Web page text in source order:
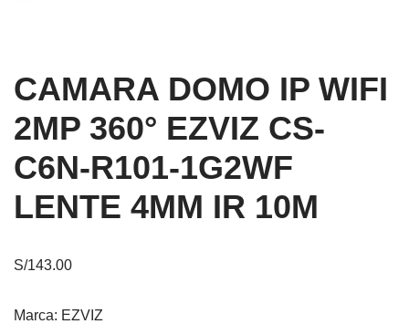
CAMARA DOMO IP WIFI
2MP 360° EZVIZ CS-
C6N-R101-1G2WF
LENTE 4MM IR 10M
S/143.00
Marca: EZVIZ